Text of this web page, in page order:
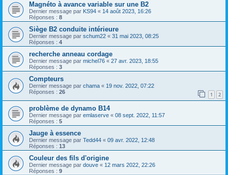
Magnéto à avance variable sur une B2
Dernier message par KS94 « 14 août 2023, 16:26
Réponses : 8
Siège B2 conduite intérieure
Dernier message par schum22 « 31 mai 2023, 08:25
Réponses : 4
recherche anneau cordage
Dernier message par michel76 « 27 avr. 2023, 18:55
Réponses : 3
Compteurs
Dernier message par chama « 19 nov. 2022, 07:22
Réponses : 26 1 2
problème de dynamo B14
Dernier message par emlaserve « 08 sept. 2022, 11:57
Réponses : 5
Jauge à essence
Dernier message par Tedd44 « 09 avr. 2022, 12:48
Réponses : 13
Couleur des fils d'origine
Dernier message par douve « 12 mars 2022, 22:26
Réponses : 9